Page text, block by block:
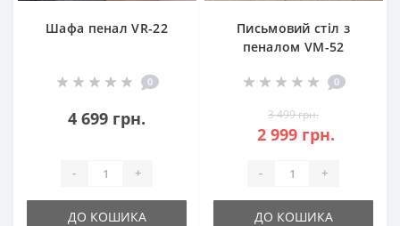
Шафа пенал VR-22
0
4 699 грн.
- +
ДО КОШИКА
Письмовий стіл з
пеналом VM-52
0
3 499 грн.
2 999 грн.
- +
ДО КОШИКА